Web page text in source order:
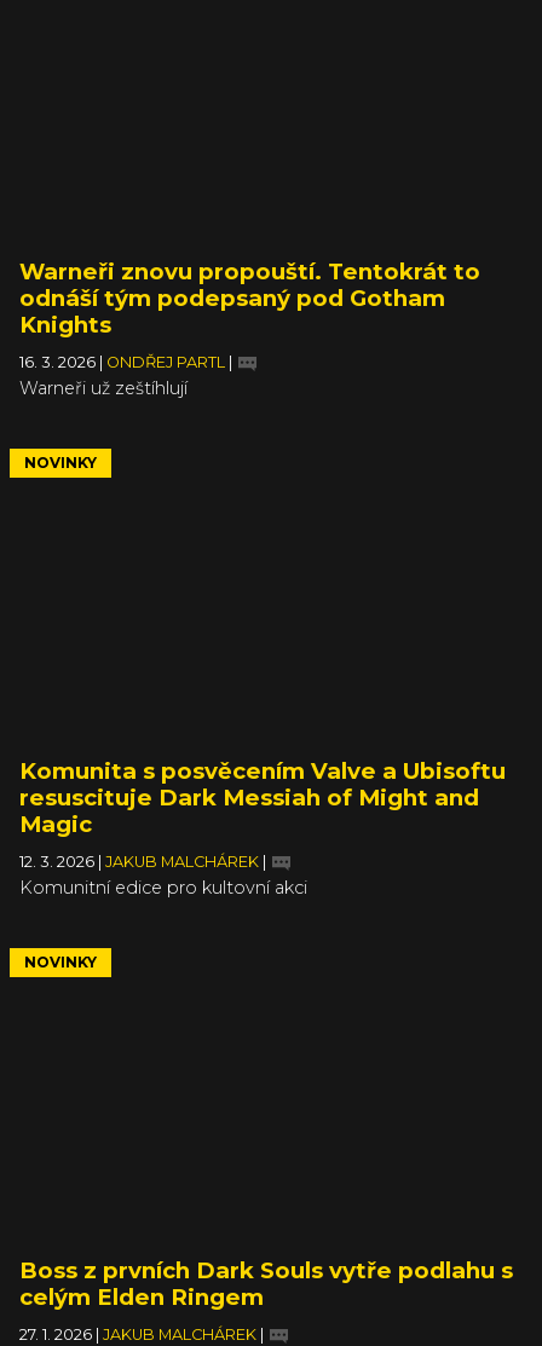
Warneři znovu propouští. Tentokrát to
odnáší tým podepsaný pod Gotham
Knights
16. 3. 2026 ONDŘEJ PARTL
Warneři už zeštíhlují
NOVINKY
Komunita s posvěcením Valve a Ubisoftu
resuscituje Dark Messiah of Might and
Magic
12. 3. 2026 JAKUB MALCHÁREK
Komunitní edice pro kultovní akci
NOVINKY
Boss z prvních Dark Souls vytře podlahu s
celým Elden Ringem
27. 1. 2026 JAKUB MALCHÁREK